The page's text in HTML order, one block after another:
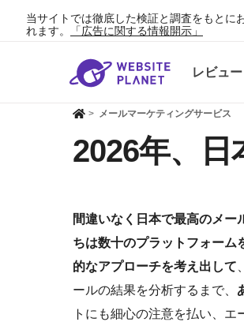
当サイトでは徹底した検証と調査をもとに
れます。
「広告に関する情報開示」
レビュー
> メールマーケティングサービス
2026年、
間違いなく日本で最高のメー
ちは数十のプラットフォーム
的なアプローチを考え出して
ールの結果を分析するまで、
トにも細心の注意を払い、